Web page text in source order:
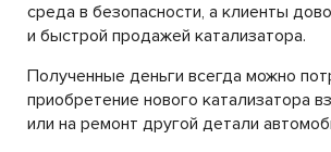
среда в безопасности, а клиенты
и быстрой продажей катализатора.
Полученные деньги всегда можно
приобретение нового катализатора
или на ремонт другой детали